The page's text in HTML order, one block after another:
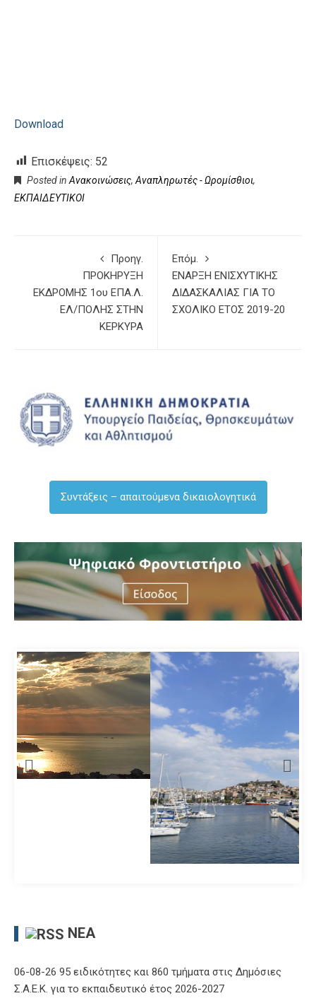
Download
Επισκέψεις: 52
Posted in Ανακοινώσεις, Αναπληρωτές - Ωρομίσθιοι,
ΕΚΠΑΙΔΕΥΤΙΚΟΙ
Προηγ.
ΠΡΟΚΗΡΥΞΗ
ΕΚΔΡΟΜΗΣ 1ου ΕΠΑ.Λ.
ΕΛ/ΠΟΛΗΣ ΣΤΗΝ
ΚΕΡΚΥΡΑ
Επόμ.
ΕΝΑΡΞΗ ΕΝΙΣΧΥΤΙΚΗΣ
ΔΙΔΑΣΚΑΛΙΑΣ ΓΙΑ ΤΟ
ΣΧΟΛΙΚΟ ΕΤΟΣ 2019-20
Συντάξεις – απαιτούμενα δικαιολογητικά
ΝΈΑ
06-08-26 95 ειδικότητες και 860 τμήματα στις Δημόσιες
Σ.Α.Ε.Κ. για το εκπαιδευτικό έτος 2026-2027